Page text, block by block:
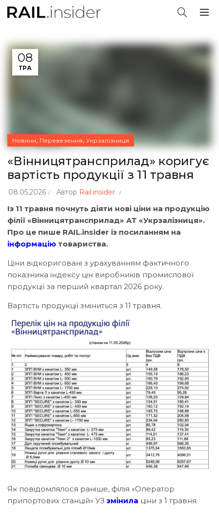
08
ТРА
Новини, Перевезення, Укрзалізниця
«Вінницятрансприлад» коригує
вартість продукції з 11 травня
08.05.2026 Автор Rail.insider
Із 11 травня почнуть діяти нові ціни на продукцію
філії «Вінницятрансприлад» АТ «Укрзалізниця».
Про це пише RAIL.insider із посиланням на
інформацію товариства.
Ціни відкориговані з урахуванням фактичного
показника індексу цін виробників промислової
продукції за перший квартал 2026 року.
Вартість продукції зміниться з 11 травня.
Як повідомлялося раніше, філія «Оператор
припортових станцій» УЗ змінила ціни з 1 травня.